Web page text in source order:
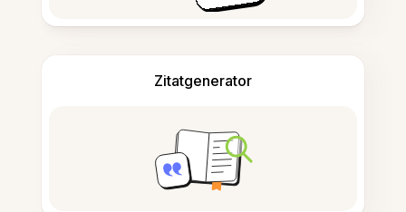
Zitatgenerator